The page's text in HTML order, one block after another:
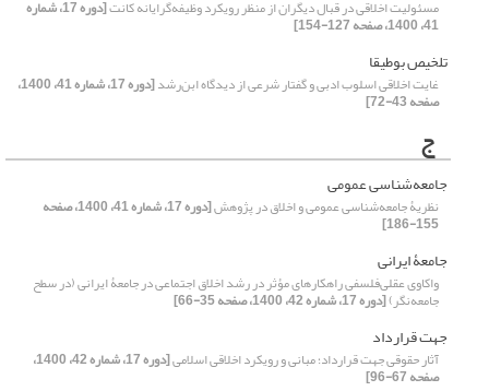
مسئولیت اخلاقی در قبال دیگران از منظر رویکرد وظیفه‌گرایانه کانت [دوره 17، شماره
41، 1400، صفحه 127-154]
تلخیص بوطیقا
غایت اخلاقی اسلوب ادبی و گفتار شرعی از دیدگاه ابن‌رشد [دوره 17، شماره 41، 1400،
صفحه 43-72]
ج
جامعه‌شناسی عمومی
نظریۀ جامعه‌شناسی عمومی و اخلاق در پژوهش [دوره 17، شماره 41، 1400، صفحه
155-186]
جامعۀ ایرانی
واکاوی عقلی‌فلسفی راهکارهای مؤثر در رشد اخلاق اجتماعی در جامعۀ ایرانی (در سطح
جامعه‌نگر)[دوره 17، شماره 42، 1400، صفحه 35-66]
جهت قرارداد
آثار حقوقی جهت قرارداد؛ مبانی و رویکرد اخلاقی اسلامی [دوره 17، شماره 42، 1400،
صفحه 67-96]